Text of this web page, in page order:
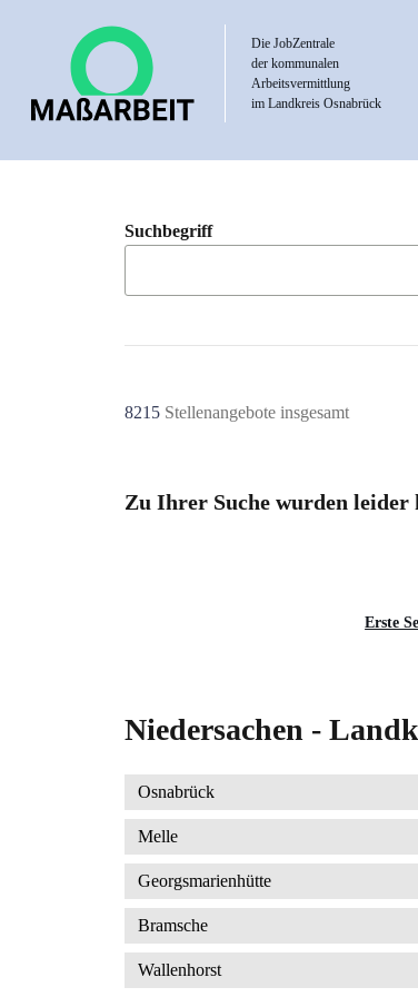
Die JobZentrale
der kommunalen
Arbeitsvermittlung
im Landkreis Osnabrück
Suchbegriff
8215 Stellenangebote insgesamt
Zu Ihrer Suche wurden leider
SeitennummerierungErste
Erste
Niedersachen -
Osnabrück
Melle
Georgsmarienhütte
Bramsche
Wallenhorst